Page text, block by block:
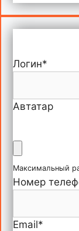
Логин*
Автатар
Максимальный
Номер
Email*